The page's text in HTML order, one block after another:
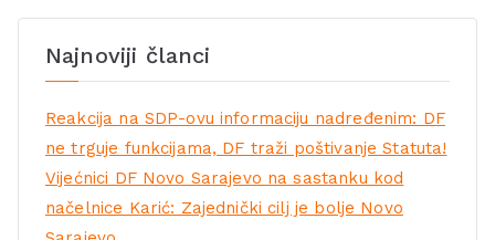
Najnoviji članci
Reakcija na SDP-ovu informaciju nadređenim: DF
ne trguje funkcijama, DF traži poštivanje Statuta!
Vijećnici DF Novo Sarajevo na sastanku kod
načelnice Karić: Zajednički cilj je bolje Novo